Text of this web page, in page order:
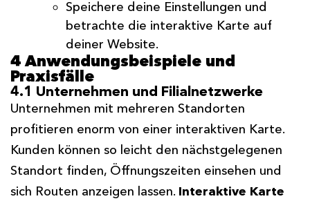
Speichere deine Einstellungen und
betrachte die interaktive Karte auf
deiner Website.
4 Anwendungsbeispiele und
Praxisfälle
4.1 Unternehmen und Filialnetzwerke
Unternehmen mit mehreren Standorten
profitieren enorm von einer interaktiven Karte.
Kunden können so leicht den nächstgelegenen
Standort finden, Öffnungszeiten einsehen und
sich Routen anzeigen lassen. Interaktive Karte